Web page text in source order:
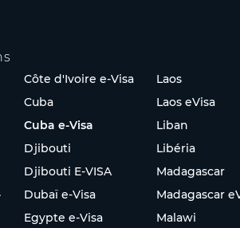
Côte d'Ivoire e-Visa
Cuba
Cuba e-Visa
Djibouti
Djibouti E-VISA
Dubaï e-Visa
Egypte e-Visa
Laos
Laos eVisa
Liban
Libéria
Madagascar
Madagascar
Malawi